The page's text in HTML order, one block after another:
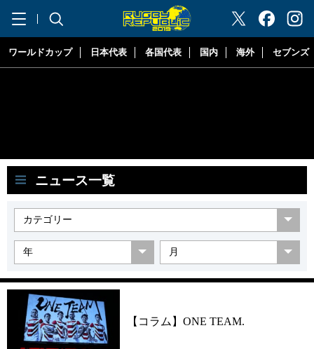
"ラグビーリパブリック"
ワールドカップ 日本代表 各国代表 国内 海外 セブンズ
ニュース一覧
【コラム】ONE TEAM.